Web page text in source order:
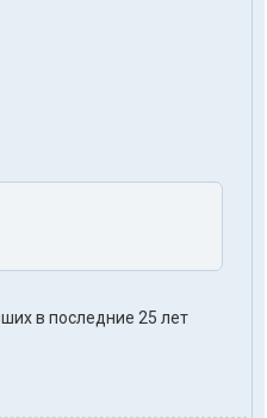
в последние 25 лет